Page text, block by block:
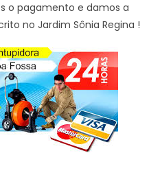
o pagamento e damos a
no Jardim Sônia Regina !